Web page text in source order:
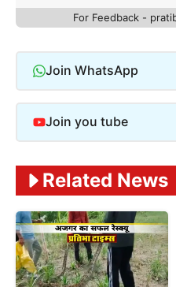
For Feedback -
Join WhatsApp
Join you tube
Related News